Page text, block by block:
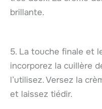
brillante.
5. La touche finale et
incorporez la cuillère
l’utilisez. Versez la
et laissez tiédir.